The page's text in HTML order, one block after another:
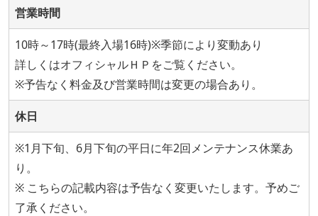
営業時間
10時～17時(最終入場16時)※季節により変動あり
詳しくはオフィシャルＨＰをご覧ください。
※予告なく料金及び営業時間は変更の場合あり。
休日
※1月下旬、6月下旬の平日に年2回メンテナンス休業あ
り。
※ こちらの記載内容は予告なく変更いたします。予めご
了承ください。